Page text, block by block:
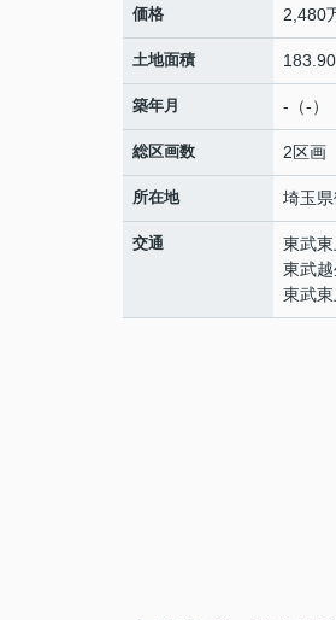
価格 2,480
土地面積
築年月 -（-）
総区画数 2区画
所在地 埼玉県
交通 東武
東武
東武